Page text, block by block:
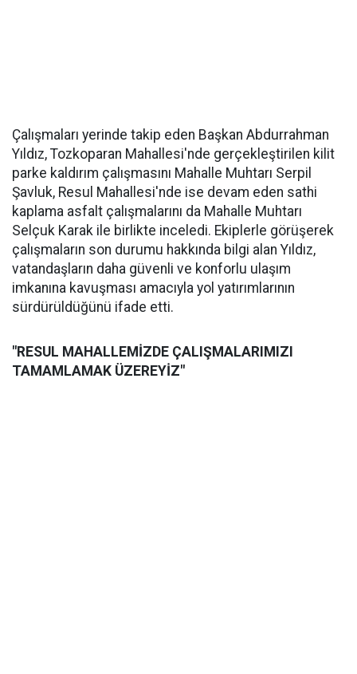
Çalışmaları yerinde takip eden Başkan Abdurrahman
Yıldız, Tozkoparan Mahallesi'nde gerçekleştirilen kilit
parke kaldırım çalışmasını Mahalle Muhtarı Serpil
Şavluk, Resul Mahallesi'nde ise devam eden sathi
kaplama asfalt çalışmalarını da Mahalle Muhtarı
Selçuk Karak ile birlikte inceledi. Ekiplerle görüşerek
çalışmaların son durumu hakkında bilgi alan Yıldız,
vatandaşların daha güvenli ve konforlu ulaşım
imkanına kavuşması amacıyla yol yatırımlarının
sürdürüldüğünü ifade etti.
"RESUL MAHALLEMİZDE ÇALIŞMALARIMIZI
TAMAMLAMAK ÜZEREYİZ"